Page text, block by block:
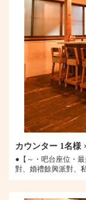
カウンター 1名様
●【～・吧台座位・
對、婚禮餘興派對、